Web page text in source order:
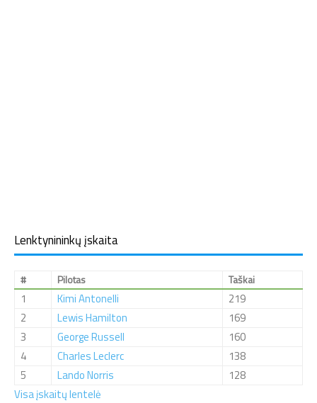
Lenktynininkų įskaita
# Pilotas Taškai
1 Kimi Antonelli
219
2
Lewis Hamilton
169
3
George Russell
160
4
Charles Leclerc
138
5
Lando Norris
128
Visa įskaitų lentelė